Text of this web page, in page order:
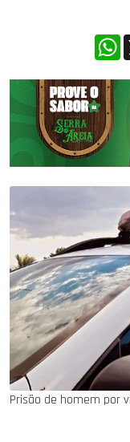
Prisão de homem por